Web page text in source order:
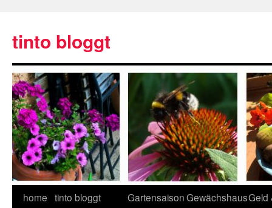
tinto bloggt
home tinto bloggt
GartensaisonGewächshausGeld